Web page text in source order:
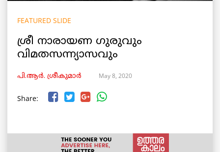
FEATURED SLIDE
ശ്രീ നാരായണ ഗുരുവും
വിമതസന്ന്യാസവും
പി.ആര്‍. ശ്രീകുമാര്‍ May 8, 2020
Share: